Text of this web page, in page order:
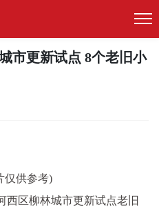
市更新试点 8个老旧小
仅供参考)
西区柳林城市更新试点老旧